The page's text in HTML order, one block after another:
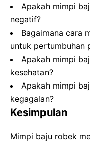
Apakah mimpi
negatif?
Bagaimana cara
untuk pertumbuhan
Apakah mimpi
kesehatan?
Apakah mimpi
kegagalan?
Kesimpulan
Mimpi baju robek